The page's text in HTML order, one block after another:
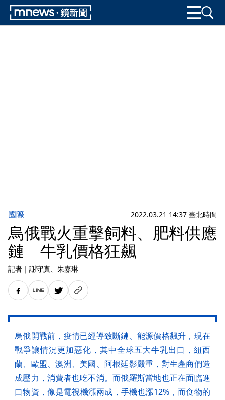
國際 2022.03.21 14:37 臺北時間
烏俄戰火重擊飼料、肥料供應
鏈 牛乳價格狂飆
記者 ｜ 謝守真、朱嘉琳
烏俄開戰前，疫情已經導致斷鏈、能源價格飆升，現在
戰爭讓情況更加惡化，其中全球五大牛乳出口，紐西
蘭、歐盟、澳洲、美國、阿根廷影嚴重，對生產商們造
成壓力，消費者也吃不消。而俄羅斯當地也正在面臨進
口物資，像是電視機漲兩成，手機也漲12%，而食物的